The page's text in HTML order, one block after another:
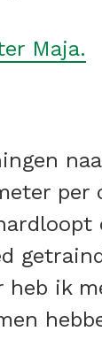
Maja.
per
ik